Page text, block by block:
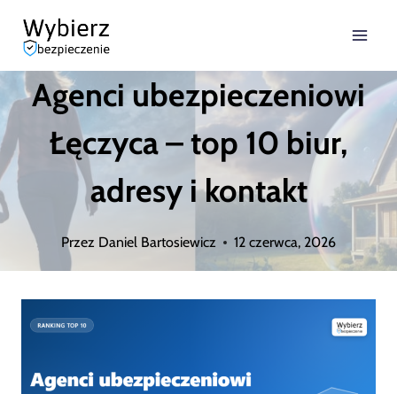
Przejdź
treściAgenci ubezpieczeniowi
Łęczyca – top 10 biur,
adresy i kontakt
Przez Daniel Bartosiewicz 12 czerwca, 2026